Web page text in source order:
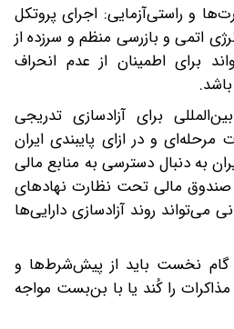
و راستی‌آزمایی: اجرای پروتکل
اتمی و بازرسی منظم و سرزده از
برای اطمینان از عدم انحراف
برای آزادسازی تدریجی
مرحله‌ای و در ازای پایبندی ایران
به‌ دنبال دسترسی به منابع مالی
صندوق مالی تحت نظارت نهادهای
می‌تواند روند آزادسازی دارایی‌ها
نخست باید از پیش‌شرط‌ها و
را کُند یا با بن‌بست مواجه